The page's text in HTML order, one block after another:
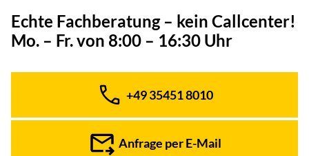
Echte Fachberatung – kein Callcenter!
Mo. – Fr. von 8:00 – 16:30 Uhr
Telefon:
+49 35451 8010
Anfrage per E-Mail